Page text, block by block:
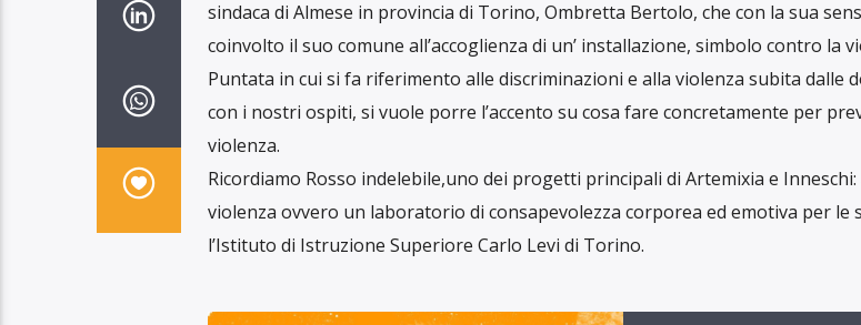
sindaca di Almese in provincia di Torino, Ombretta Bertolo, che con la sua
coinvolto il suo comune all’accoglienza di un’ installazione, simbolo contro la
Puntata in cui si fa riferimento alle discriminazioni e alla violenza subita dalle
con i nostri ospiti, si vuole porre l’accento su cosa fare concretamente per
violenza.
Ricordiamo Rosso indelebile,uno dei progetti principali di Artemixia e
violenza ovvero un laboratorio di consapevolezza corporea ed emotiva per le
l’Istituto di Istruzione Superiore Carlo Levi di Torino.